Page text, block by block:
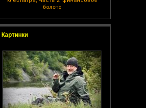
болото
Картинки